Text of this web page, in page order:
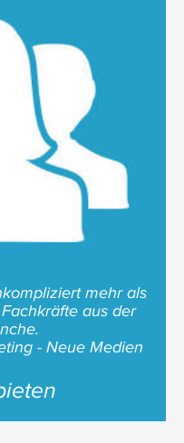
mehr als
aus der
- Neue Medien